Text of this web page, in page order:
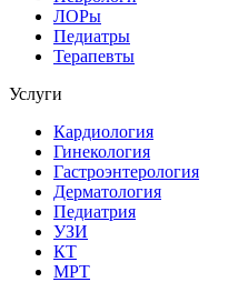
ЛОРы
Педиатры
Терапевты
Услуги
Кардиология
Гинекология
Гастроэнтерология
Дерматология
Педиатрия
УЗИ
КТ
МРТ